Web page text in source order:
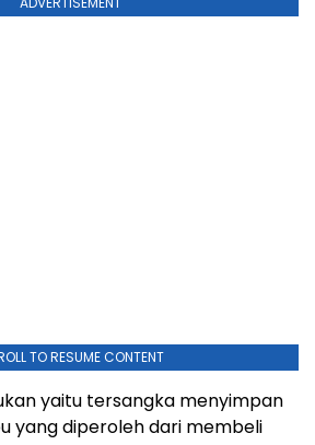
TO RESUME CONTENT
yaitu tersangka menyimpan
yang diperoleh dari membeli